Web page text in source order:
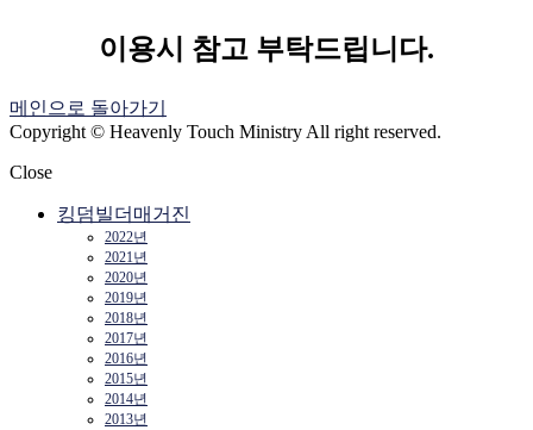
이용시 참고 부탁드립니다.
메인으로 돌아가기
Copyright © Heavenly Touch Ministry All right reserved.
Close
킹덤빌더매거진
2022년
2021년
2020년
2019년
2018년
2017년
2016년
2015년
2014년
2013년